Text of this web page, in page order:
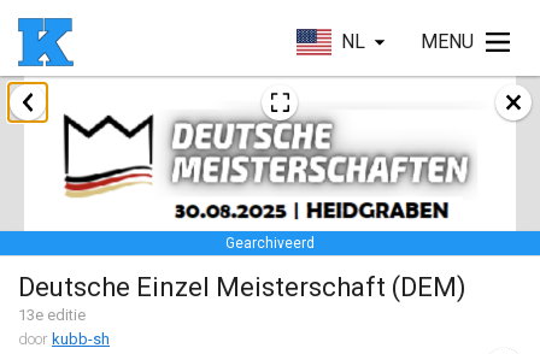
NL MENU
Gearchiveerd
Deutsche Einzel Meisterschaft (DEM)
13e editie
door kubb-sh
januari 2025
Skuffle for the Shovel
18 jan. 2025 |Verenigde Staten
Lake Superior Ice Festival Kubb Tournament
25 jan. 2025|Verenigde Staten
Winterkubb